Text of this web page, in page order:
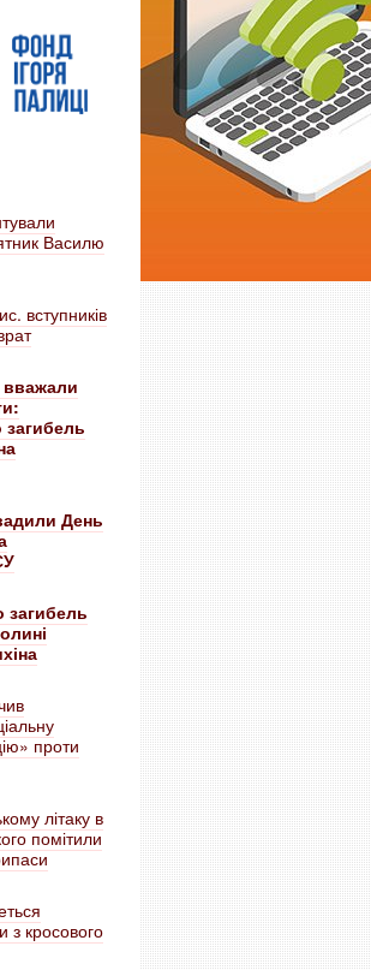
Василю
вступників
вважали
День
загибель
проти
літаку в
помітили
з кросового